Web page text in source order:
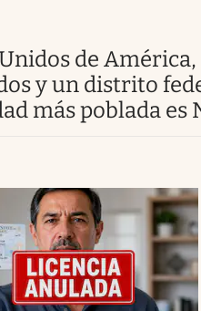
y un distrito
más poblada es